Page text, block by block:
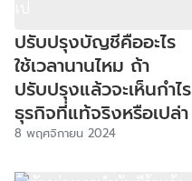
ปรับปรุงบัญชีคืออะไร
ใช้เวลานานไหม ถ้า
ปรับปรุงแล้วจะเห็นกำไร
ธุรกิจที่แท้จริงหรือเปล่า
8 พฤศจิกายน 2024